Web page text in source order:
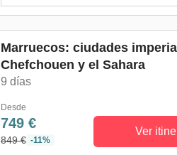
Marruecos: ciudades
Chefchouen y el Sahara
9 días
Desde
749 €
849 € -11%
Ver